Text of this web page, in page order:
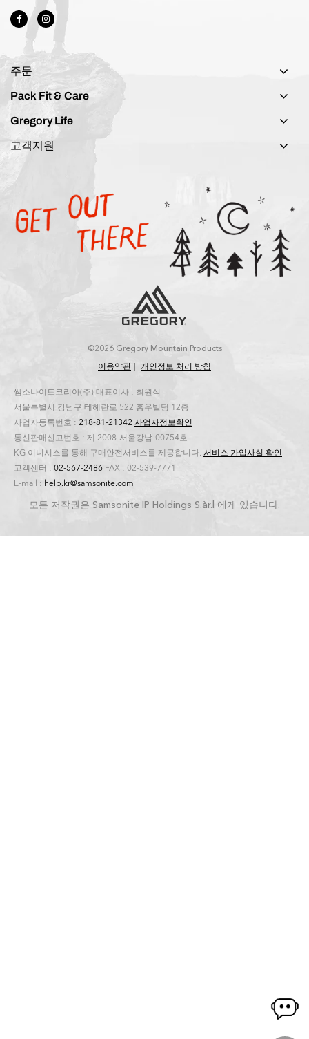
주문
Pack Fit & Care
Gregory Life
고객지원
©2026 Gregory Mountain Products
이용약관
개인정보 처리 방침
쌤소나이트코리아(주) 대표이사 : 최원식
서울특별시 강남구 테헤란로 522 홍우빌딩 12층
사업자등록번호 : 218-81-21342 사업자정보확인
통신판매신고번호 : 제 2008-서울강남-00754호
KG 이니시스를 통해 구매안전서비스를 제공합니다. 서비스 가입사실 확인
고객센터 : 02-567-2486 FAX : 02-539-7771
E-mail : help.kr@samsonite.com
모든 저작권은 Samsonite IP Holdings S.àr.l 에게 있습니다.